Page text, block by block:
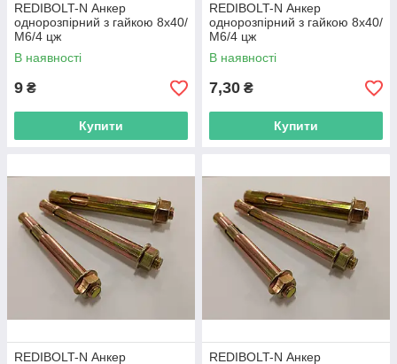
REDIBOLT-N Анкер
однорозпірний з гайкою 8х40/
М6/4 цж
В наявності
9 ₴
Купити
REDIBOLT-N Анкер
однорозпірний з гайкою 8х40/
М6/4 цж
В наявності
7,30 ₴
Купити
REDIBOLT-N Анкер REDIBOLT-N Анкер